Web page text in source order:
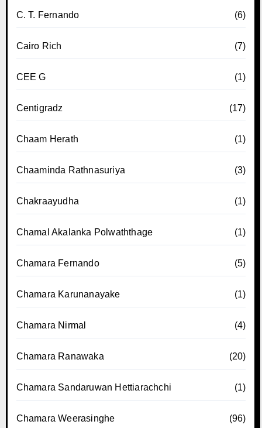
C. T. Fernando (6)
Cairo Rich (7)
CEE G (1)
Centigradz (17)
Chaam Herath (1)
Chaaminda Rathnasuriya (3)
Chakraayudha (1)
Chamal Akalanka Polwaththage (1)
Chamara Fernando (5)
Chamara Karunanayake (1)
Chamara Nirmal (4)
Chamara Ranawaka (20)
Chamara Sandaruwan Hettiarachchi (1)
Chamara Weerasinghe (96)